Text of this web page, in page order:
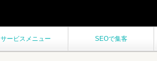
サービスメニュー SEOで集客